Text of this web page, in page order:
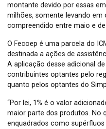
montante devido por essas
milhões, somente levando
compreendido entre maio e
O Fecoep é uma parcela do
destinada a ações de
A aplicação desse adicional
contribuintes optantes pelo
quanto pelos optantes do
“Por lei, 1% é o valor
maior parte dos produtos. No
enquadrados como